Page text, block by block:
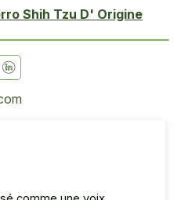
Shih Tzu D' Origine